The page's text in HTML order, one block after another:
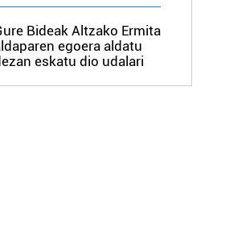
Bideak Altzako Ermita
egoera aldatu
eskatu dio udalari